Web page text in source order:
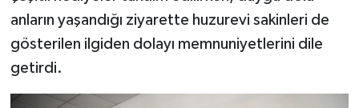
anların yaşandığı ziyarette huzurevi sakinleri de
gösterilen ilgiden dolayı memnuniyetlerini dile
getirdi.